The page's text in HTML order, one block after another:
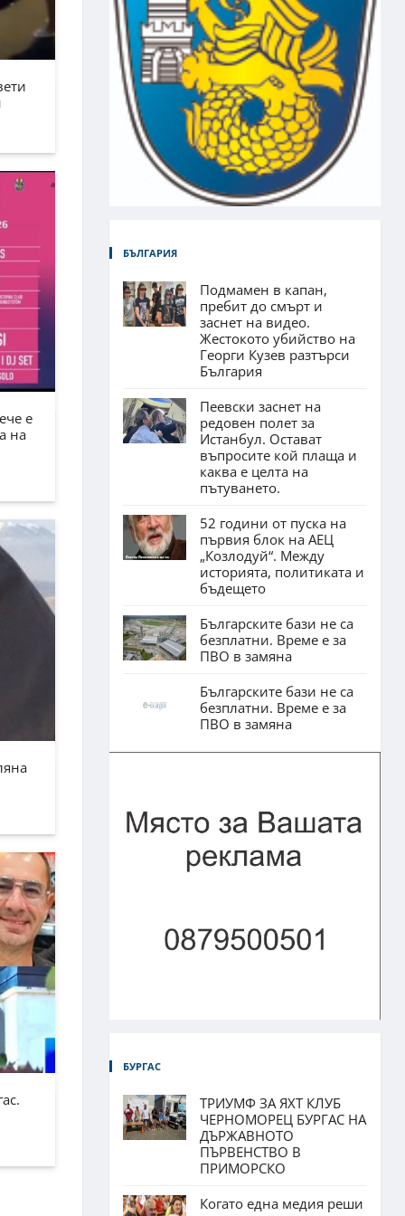
е
на
БЪЛГАРИЯ
Подмамен в капан,
пребит до смърт и
заснет на видео.
Жестокото убийство на
Георги Кузев разтърси
България
Пеевски заснет на
редовен полет за
Истанбул. Остават
въпросите кой плаща и
каква е целта на
пътуването.
52 години от пуска на
първия блок на АЕЦ
„Козлодуй“. Между
историята, политиката и
бъдещето
Българските бази не са
безплатни. Време е за
ПВО в замяна
Българските бази не са
безплатни. Време е за
ПВО в замяна
БУРГАС
ТРИУМФ ЗА ЯХТ КЛУБ
ЧЕРНОМОРЕЦ БУРГАС НА
ДЪРЖАВНОТО
ПЪРВЕНСТВО В
ПРИМОРСКО
Когато една медия реши